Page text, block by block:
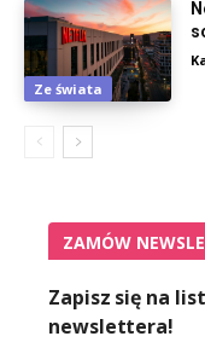
Ze świata
ZAMÓW
Zapisz się na
newslettera!